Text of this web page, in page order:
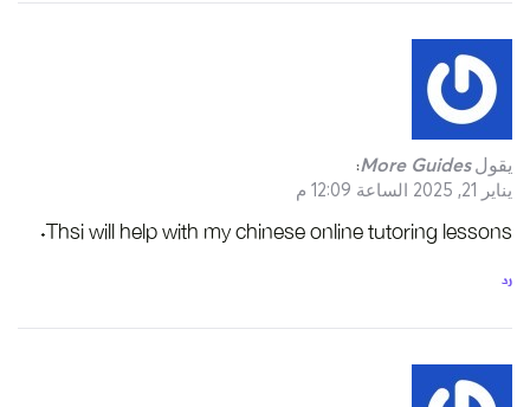
يقول More Guides
:
يناير 21, 2025 الساعة 12:09 م
Thsi will help with my chinese online tutoring lessons.
رد